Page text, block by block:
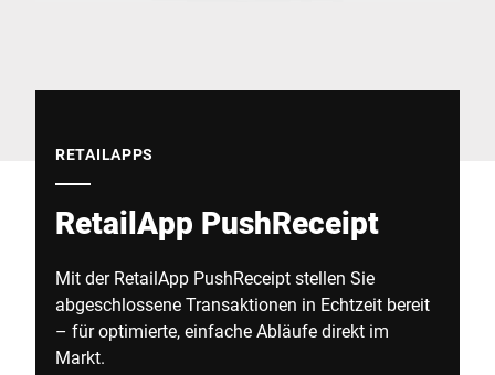
RETAILAPPS
RetailApp PushReceipt
Mit der RetailApp PushReceipt stellen Sie
abgeschlossene Transaktionen in Echtzeit bereit
– für optimierte, einfache Abläufe direkt im
Markt.